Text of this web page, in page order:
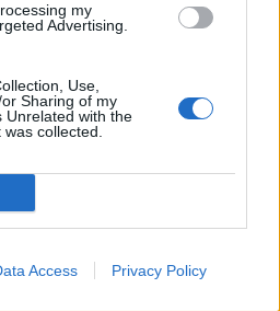
my
Advertising.
Use,
Sharing of my
Unrelated with the
collected.
Access Privacy Policy
calcio
A lombardo